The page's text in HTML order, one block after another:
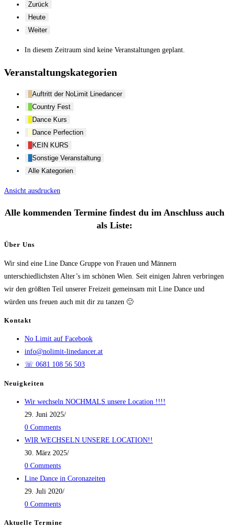
Zurück
Heute
Weiter
In diesem Zeitraum sind keine Veranstaltungen geplant.
Veranstaltungskategorien
Auftritt der NoLimit Linedancer
Country Fest
Dance Kurs
Dance Perfection
KEIN KURS
Sonstige Veranstaltung
Alle Kategorien
Ansicht ausdrucken
Alle kommenden Termine findest du im Anschluss auch
als Liste:
Über Uns
Wir sind eine Line Dance Gruppe von Frauen und Männern
unterschiedlichsten Alter’s im schönen Wien. Seit einigen Jahren verbringen
wir den größten Teil unserer Freizeit gemeinsam mit Line Dance und
würden uns freuen auch mit dir zu tanzen 🙂
Kontakt
No Limit auf Facebook
info@nolimit-linedancer.at
☏ 0681 108 56 503
Neuigkeiten
Wir wechseln NOCHMALS unsere Location !!!!
29. Juni 2025/
0 Comments
WIR WECHSELN UNSERE LOCATION!!
30. März 2025/
0 Comments
Line Dance in Coronazeiten
29. Juli 2020/
0 Comments
Aktuelle Termine